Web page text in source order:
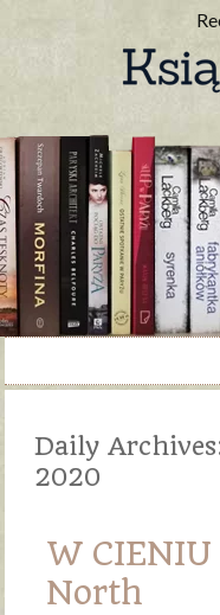
Daily
2020
W
North